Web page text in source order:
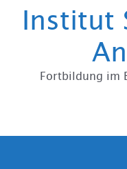
Institut
Fortbildung im